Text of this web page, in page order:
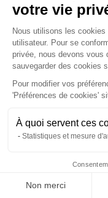
Villes Boutique
Relation
Notre
Confidentialité et
votre vie
Nous utilisons les
utilisateur. Pour se
privée, nous devons vous
sauvegarder des cookies
Pour modifier vos
'Préférences de cookies'
À quoi servent ces
Statistiques et mesure
Non merci